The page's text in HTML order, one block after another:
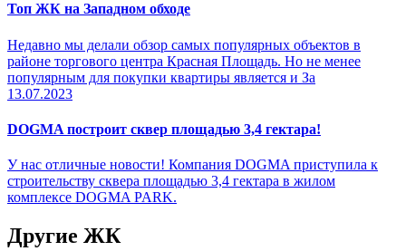
Топ ЖК на Западном обходе
Недавно мы делали обзор самых популярных объектов в
районе торгового центра Красная Площадь. Но не менее
популярным для покупки квартиры является и За
13.07.2023
DOGMA построит сквер площадью 3,4 гектара!
У нас отличные новости! Компания DOGMA приступила к
строительству сквера площадью 3,4 гектара в жилом
комплексе DOGMA PARK.
Другие ЖК